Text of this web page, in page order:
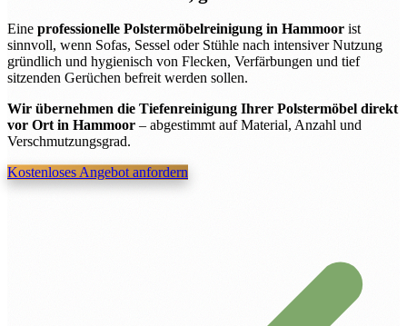
Eine professionelle Polstermöbelreinigung in Hammoor ist
sinnvoll, wenn Sofas, Sessel oder Stühle nach intensiver Nutzung
gründlich und hygienisch von Flecken, Verfärbungen und tief
sitzenden Gerüchen befreit werden sollen.
Wir übernehmen die Tiefenreinigung Ihrer Polstermöbel direkt
vor Ort in Hammoor – abgestimmt auf Material, Anzahl und
Verschmutzungsgrad.
Kostenloses Angebot anfordern